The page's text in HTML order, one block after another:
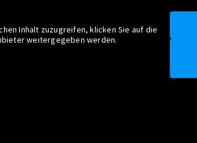
Inhalt zuzugreifen, klicken Sie auf die
weitergegeben werden.